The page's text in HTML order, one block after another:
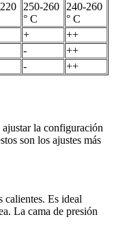
250-260
° C
240-260
° C
+
++
-
++
-
++
la configuración
son los ajustes más
calientes. Es ideal
La cama de presión